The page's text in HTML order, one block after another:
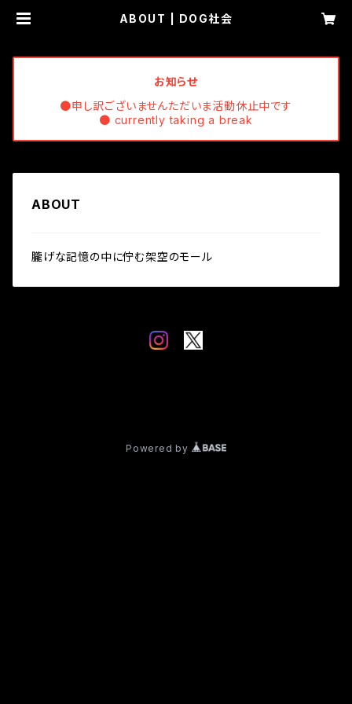
ABOUT | DOG社会
お知らせ
●申し訳ございませんただいま活動休止中です
● currently taking a break
ABOUT
朧げな記憶の中に佇む架空のモール
Powered by